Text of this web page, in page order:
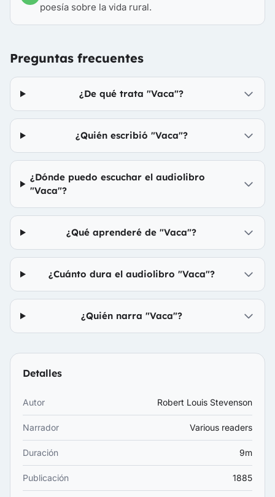
poesía sobre la vida rural.
Preguntas frecuentes
¿De qué trata "Vaca"?
¿Quién escribió "Vaca"?
¿Dónde puedo escuchar el audiolibro
"Vaca"?
¿Qué aprenderé de "Vaca"?
¿Cuánto dura el audiolibro "Vaca"?
¿Quién narra "Vaca"?
Detalles
Autor Robert Louis Stevenson
Narrador Various readers
Duración 9m
Publicación 1885